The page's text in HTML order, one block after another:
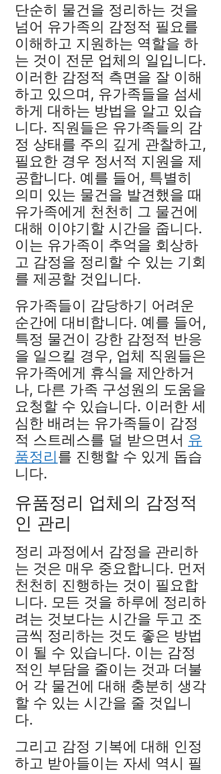
단순히 물건을 정리하는 것을
넘어 유가족의 감정적 필요를
이해하고 지원하는 역할을 하
는 것이 전문 업체의 일입니다.
이러한 감정적 측면을 잘 이해
하고 있으며, 유가족들을 섬세
하게 대하는 방법을 알고 있습
니다. 직원들은 유가족들의 감
정 상태를 주의 깊게 관찰하고,
필요한 경우 정서적 지원을 제
공합니다. 예를 들어, 특별히
의미 있는 물건을 발견했을 때
유가족에게 천천히 그 물건에
대해 이야기할 시간을 줍니다.
이는 유가족이 추억을 회상하
고 감정을 정리할 수 있는 기회
를 제공할 것입니다.
유가족들이 감당하기 어려운
순간에 대비합니다. 예를 들어,
특정 물건이 강한 감정적 반응
을 일으킬 경우, 업체 직원들은
유가족에게 휴식을 제안하거
나, 다른 가족 구성원의 도움을
요청할 수 있습니다. 이러한 세
심한 배려는 유가족들이 감정
적 스트레스를 덜 받으면서 유
품정리를 진행할 수 있게 돕습
니다.
유품정리 업체의 감정적
인 관리
정리 과정에서 감정을 관리하
는 것은 매우 중요합니다. 먼저
천천히 진행하는 것이 필요합
니다. 모든 것을 하루에 정리하
려는 것보다는 시간을 두고 조
금씩 정리하는 것도 좋은 방법
이 될 수 있습니다. 이는 감정
적인 부담을 줄이는 것과 더불
어 각 물건에 대해 충분히 생각
할 수 있는 시간을 줄 것입니
다.
그리고 감정 기복에 대해 인정
하고 받아들이는 자세 역시 필